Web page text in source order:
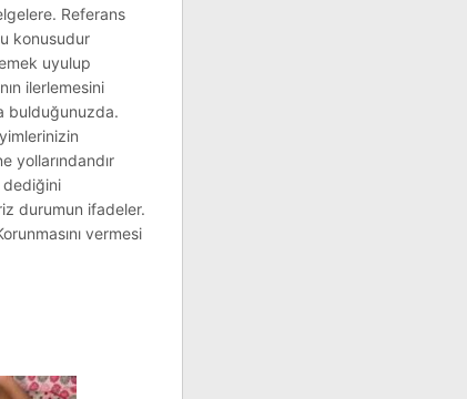
Referans
konusudur
uyulup
ilerlemesini
bulduğunuzda.
yollarındandır
dediğini
durumun ifadeler.
vermesi